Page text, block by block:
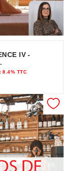
IV -
8.4% TTC